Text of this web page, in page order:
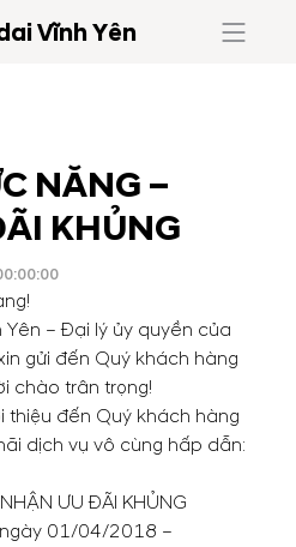
Vĩnh Yên
NẮNG –
KHỦNG
– Ðại lý ủy quyền của
gửi đến Quý khách hàng
chào trân trọng!
thiệu đến Quý khách hàng
dịch vụ vô cùng hấp dẫn:
ƯU ĐÃI KHỦNG
01/04/2018 –